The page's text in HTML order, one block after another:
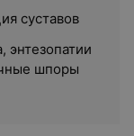
суставов
энтезопатии
шпоры